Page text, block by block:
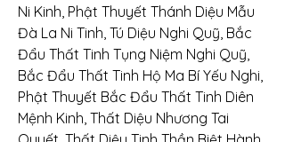
Ni Kinh, Phật Thuyết Thánh Diệu Mẫu
Đà La Ni Tinh, Tú Diệu Nghi Quỹ, Bắc
Đẩu Thất Tinh Tụng Niệm Nghi Quỹ,
Bắc Đẩu Thất Tinh Hộ Ma Bí Yếu Nghi,
Phật Thuyết Bắc Đẩu Thất Tinh Diên
Mệnh Kinh, Thất Diệu Nhương Tai